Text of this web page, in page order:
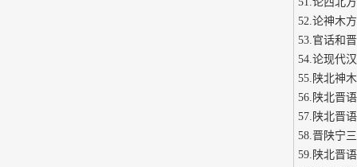
52.论神木
53.官话和
54.论现代
55.陕北神
56.陕北晋
57.陕北晋
58.晋陕宁
59.陕北晋